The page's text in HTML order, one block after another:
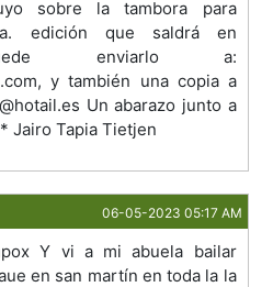
sobre la tambora para
edición que saldrá en
enviarlo a:
y también una copia a
Un abarazo junto a
Jairo Tapia Tietjen
06-05-2023 05:17 AM
Y vi a mi abuela bailar
en san martín en toda la la